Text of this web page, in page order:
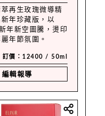
再生玫瑰微導精
年珍藏版，以
年新空圖騰，燙印
年節氛圍。
訂價：12400 / 50ml
編輯報導